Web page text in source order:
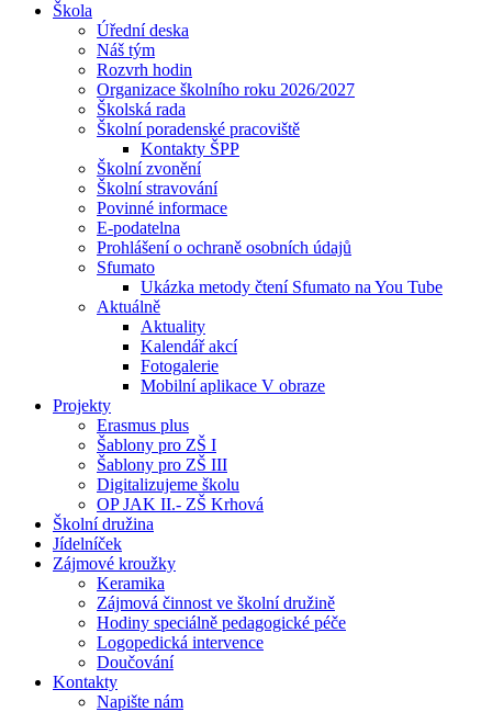
Škola
Úřední deska
Náš tým
Rozvrh hodin
Organizace školního roku 2026/2027
Školská rada
Školní poradenské pracoviště
Kontakty ŠPP
Školní zvonění
Školní stravování
Povinné informace
E-podatelna
Prohlášení o ochraně osobních údajů
Sfumato
Ukázka metody čtení Sfumato na You Tube
Aktuálně
Aktuality
Kalendář akcí
Fotogalerie
Mobilní aplikace V obraze
Projekty
Erasmus plus
Šablony pro ZŠ I
Šablony pro ZŠ III
Digitalizujeme školu
OP JAK II.- ZŠ Krhová
Školní družina
Jídelníček
Zájmové kroužky
Keramika
Zájmová činnost ve školní družině
Hodiny speciálně pedagogické péče
Logopedická intervence
Doučování
Kontakty
Napište nám